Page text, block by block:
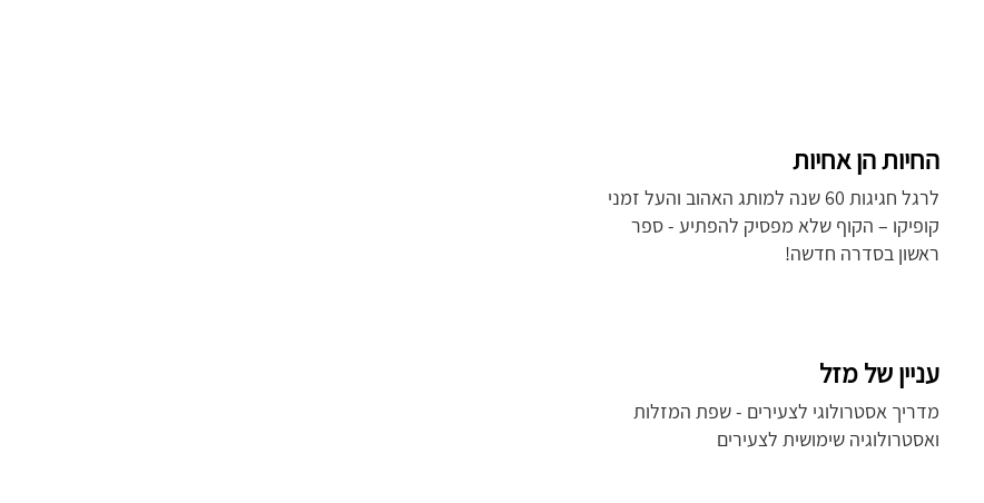
החיות הן אחיות
לרגל חגיגות 60 שנה למותג האהוב והעל זמני
קופיקו – הקוף שלא מפסיק להפתיע - ספר
ראשון בסדרה חדשה!
עניין של מזל
מדריך אסטרולוגי לצעירים - שפת המזלות
ואסטרולוגיה שימושית לצעירים